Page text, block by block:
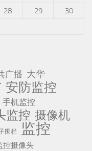
28 29
30
广播 大华
安防监控
手机监控
监控 摄像机
围栏 监控
控摄像头